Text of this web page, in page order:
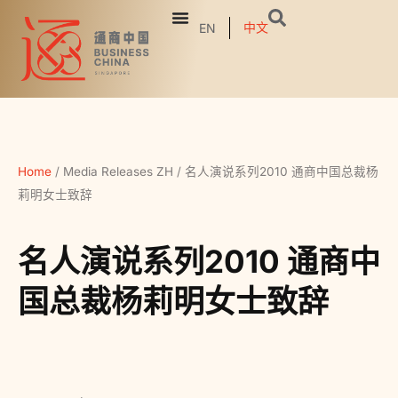
EN 中文
Home / Media Releases ZH / 名人演说系列2010 通商中国总裁杨
莉明女士致辞
名人演说系列2010 通商中
国总裁杨莉明女士致辞